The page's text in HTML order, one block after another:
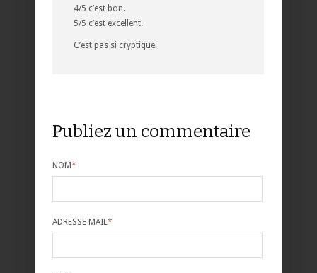
4/5 c’est bon.
5/5 c’est excellent.
C’est pas si cryptique.
Publiez un commentaire
NOM*
ADRESSE MAIL*